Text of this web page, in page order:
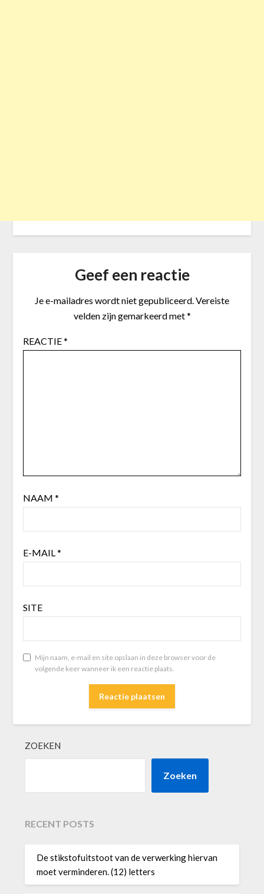
Geef een reactie
Je e-mailadres wordt niet gepubliceerd.Vereiste
velden zijn gemarkeerd met*
REACTIE*
NAAM *
E-MAIL*
SITE
Mijn naam, e-mail en site opslaan in deze browser voor de
volgende keer wanneer ik een reactie plaats.
ZOEKEN
Zoeken
RECENT POSTS
De stikstofuitstoot van de verwerking hiervan
moet verminderen. (12) letters